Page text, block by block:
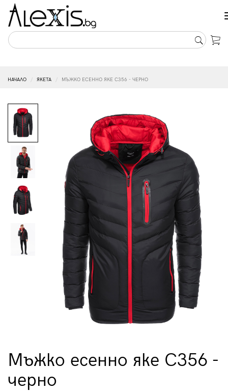
НАЧАЛО ЯКЕТА МЪЖКО ЕСЕННО ЯКЕ C356 - ЧЕРНО
Мъжко есенно яке C356 -
черно